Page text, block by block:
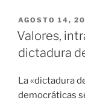
PUBLICADO
EL
AGOSTO 14,
Valores,
dictadura
La «dictadura
democráticas